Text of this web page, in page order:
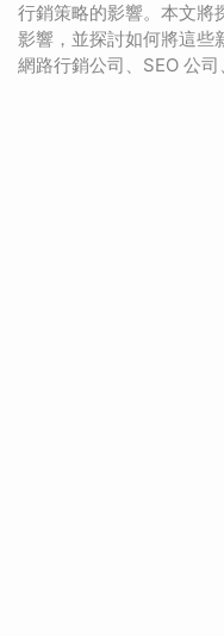
行銷策略的影響。本文將
影響，並探討如何將這些
網路行銷公司、SEO 公